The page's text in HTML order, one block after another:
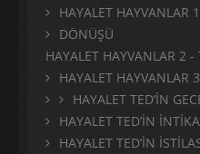
HAYALET HAYVANLAR
DÖNÜŞÜ
HAYALET HAYVANLAR 2
HAYALET HAYVANLAR
HAYALET TED’İN
HAYALET TED’İN
HAYALET TED’İN